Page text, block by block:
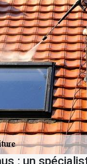
: un